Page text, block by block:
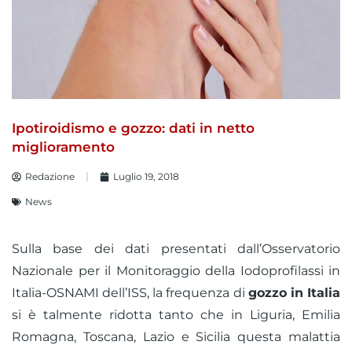
Ipotiroidismo e gozzo: dati in netto
miglioramento
Redazione Luglio 19, 2018
News
Sulla base dei dati presentati dall’Osservatorio
Nazionale per il Monitoraggio della Iodoprofilassi in
Italia-OSNAMI dell’ISS, la frequenza di gozzo in Italia
si è talmente ridotta tanto che in Liguria, Emilia
Romagna, Toscana, Lazio e Sicilia questa malattia